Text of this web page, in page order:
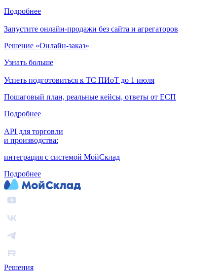
Подробнее
Запустите онлайн-продажи без сайта и агрегаторов
Решение «Онлайн-заказ»
Узнать больше
Успеть подготовиться к ТС ПИоТ до 1 июля
Пошаговый план, реальные кейсы, ответы от ЕСП
Подробнее
API для торговли
и производства:
интеграция с системой МойСклад
Подробнее
Решения